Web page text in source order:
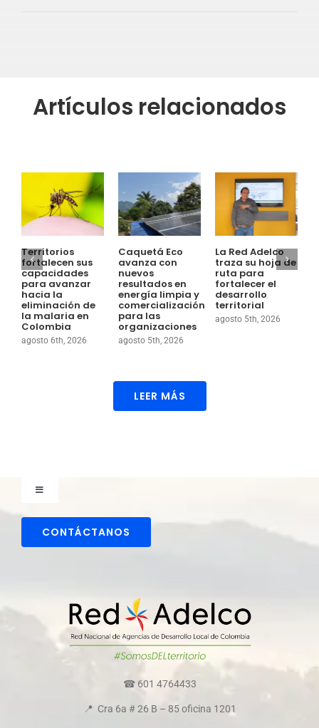
Artículos relacionados
Territorios
fortalecen sus
capacidades
para avanzar
hacia la
eliminación de
la malaria en
Colombia
agosto 6th, 2026
Caquetá Eco
avanza con
nuevos
resultados en
energía limpia y
comercialización
para las
organizaciones
agosto 5th, 2026
La Red Adelco
traza su hoja de
ruta para
fortalecer el
desarrollo
territorial
agosto 5th, 2026
LEER MÁS
Toggle
Comunicaciones
Transparencia y ética empresarial
CONTÁCTANOS
☎ 601 4764433
📍 Cra 6a # 26 B – 85 oficina 1201